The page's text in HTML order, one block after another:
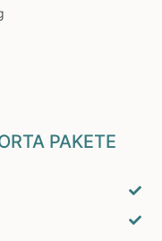
PAKETE